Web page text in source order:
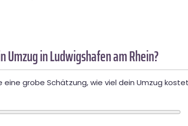
Umzug in Ludwigshafen am Rhein?
grobe Schätzung, wie viel dein Umzug